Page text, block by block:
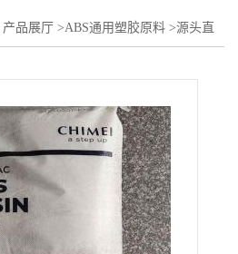
产品展厅 >ABS通用塑胶原料 >源头直